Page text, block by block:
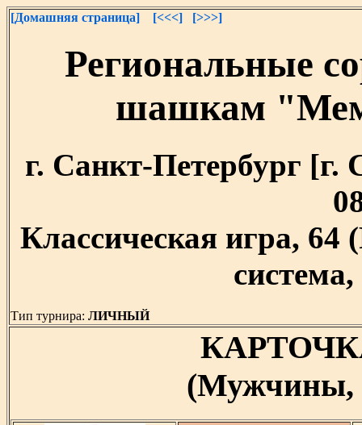
[Домашняя страница] [<<<] [>>>]
Региональные
шашкам
г. Санкт-Петербург [г.
Классическая игра,
Тип турнира: ЛИЧНЫЙ
(Мужчины,